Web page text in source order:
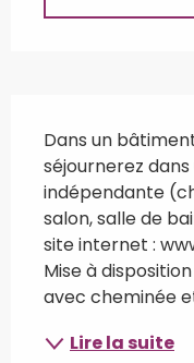
Dans un
séjournerez dans
indépendante
salon, salle de
site internet :
Mise à
avec cheminée
Lire la suite